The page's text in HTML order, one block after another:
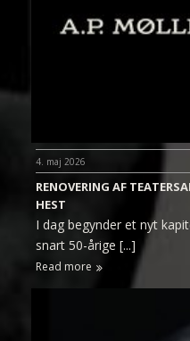
4. maj 2026
RENOVERING AF
HEST
I dag begynder et nyt
snart 50-årige [...]
Read more